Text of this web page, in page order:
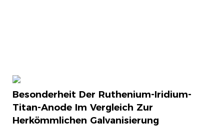
Besonderheit Der Ruthenium-Iridium-
Titan-Anode Im Vergleich Zur
Herkömmlichen Galvanisierung